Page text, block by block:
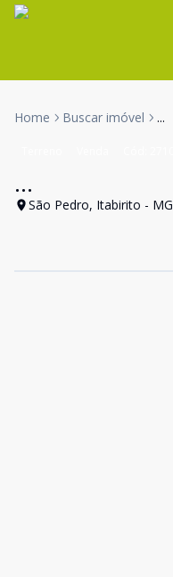
Home Buscar imóvel ...
...
São Pedro, Itabirito - MG